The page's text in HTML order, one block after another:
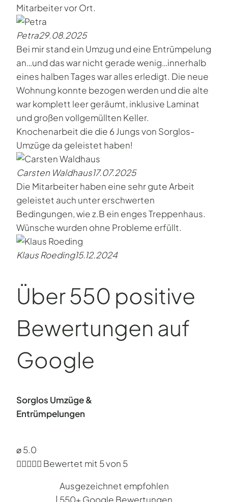
Mitarbeiter vor Ort.
Petra29.08.2025
Bei mir stand ein Umzug und eine Entrümpelung
an…und das war nicht gerade wenig…innerhalb
eines halben Tages war alles erledigt. Die neue
Wohnung konnte bezogen werden und die alte
war komplett leer geräumt, inklusive Laminat
und großen vollgemüllten Keller.
Knochenarbeit die die 6 Jungs von Sorglos-
Umzüge da geleistet haben!
Carsten Waldhaus17.07.2025
Die Mitarbeiter haben eine sehr gute Arbeit
geleistet auch unter erschwerten
Bedingungen, wie z.B ein enges Treppenhaus.
Wünsche wurden ohne Probleme erfüllt.
Klaus Roeding15.12.2024
Über 550 positive
Bewertungen auf
Google
Sorglos Umzüge &
Entrümpelungen
⌀ 5.0
 Bewertet mit 5 von 5
Ausgezeichnet empfohlen
| 550+ Google Bewertungen